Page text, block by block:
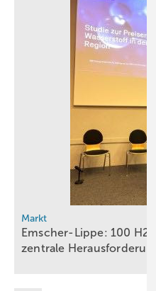
Markt
Emscher-Lippe: 100
zentrale